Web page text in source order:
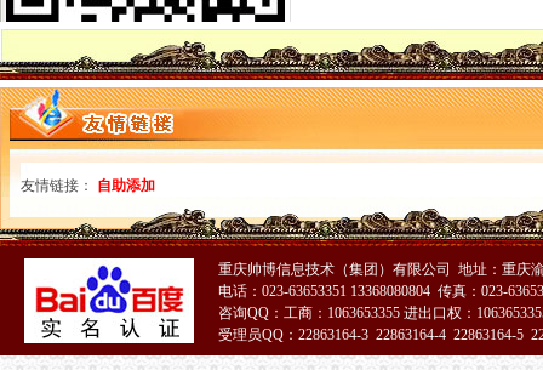
重庆海关电话
2015国考重庆海关暂缓录用公示-公务员复习辅导-文都网校
重庆海关面试公告
重庆海关在哪里
海关关员职业发展制度研究--以重庆海关为例.pdf
重庆海关：十大新举措助渝发展_滚动_新闻_腾讯网
海关推进“放管服”改革进出口注册企业破100万-新华网
【重庆重庆安捷国际运输代理有限公司工资】关务待遇-看准网
海关收发货人登记证书
海关登记,海关登记手续-北京58同城
办海关进出口证书延期需要什么手续？-实务问答-中国物流交易中心
进出口货物收发货人报关注册登记证书
苏州关务天空苏州区外企业送货园区综保区申请分送集报所需资料及流
友情链接： 自助添加
重庆帅博信息技术（集团）有限公司 地址：重庆
电话：023-63653351 13368080804 传真：023-
咨询QQ：工商：1063653355 进出口权：
受理员QQ：22863164-3 22863164-4 22863164-5